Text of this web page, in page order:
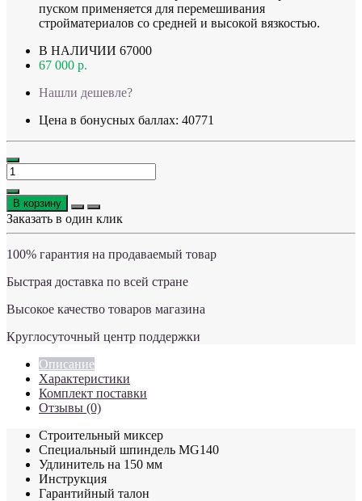
пуском применяется для перемешивания
стройматериалов со средней и высокой вязкостью.
В НАЛИЧИИ 67000
67 000 р.
Нашли дешевле?
Цена в бонусных баллах: 40771
В корзину
Заказать в один клик
100% гарантия на продаваемый товар
Быстрая доставка по всей стране
Высокое качество товаров магазина
Круглосуточный центр поддержки
Описание
Характеристики
Комплект поставки
Отзывы (0)
Строительный миксер
Специальный шпиндель MG140
Удлинитель на 150 мм
Инструкция
Гарантийный талон